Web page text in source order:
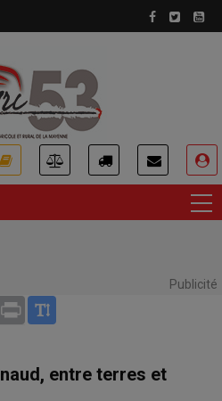
Publicité
Email Print
entre terres et